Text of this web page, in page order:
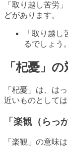
「取り越し苦労
どがあります。
「取り越
るでしょう
「杞憂」
「杞憂」は、は
近いものとして
「楽観（らっ
「楽観」の意味